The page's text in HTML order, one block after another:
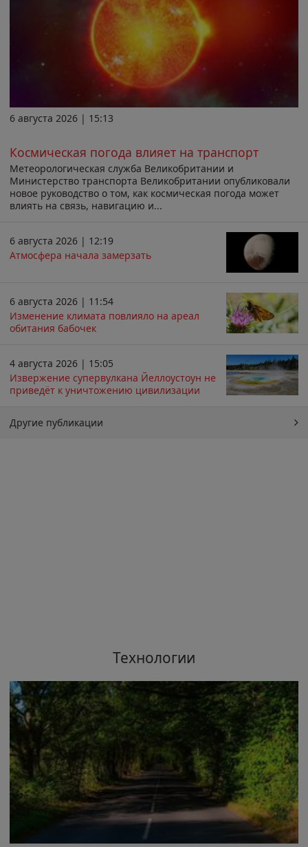
6 августа 2026 | 15:13
Космическая погода влияет на транспорт
Метеорологическая служба Великобритании и
Министерство транспорта Великобритании опубликовали
новое руководство о том, как космическая погода может
влиять на связь, навигацию и...
6 августа 2026 | 12:19
Атмосфера начала замерзать
6 августа 2026 | 11:54
Изменение климата повлияло на ареал
обитания бабочек
4 августа 2026 | 15:05
Извержение супервулкана Йеллоустоун не
приведёт к уничтожению цивилизации
Другие публикации
Технологии